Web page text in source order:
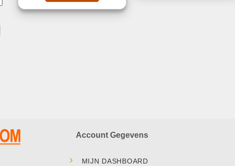
Account Gegevens
MIJN DASHBOARD